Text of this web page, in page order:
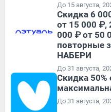
До 15 августа,
Скидка 6
от 15 000 ₽,
000 ₽ от 50
повторные
НАБЕРИ
До 31 августа,
Скидка 50%
До 31 августа,